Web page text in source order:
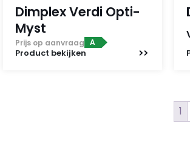
Dimplex Verdi Opti-
Myst
Prijs op aanvraag A
Product bekijken
1